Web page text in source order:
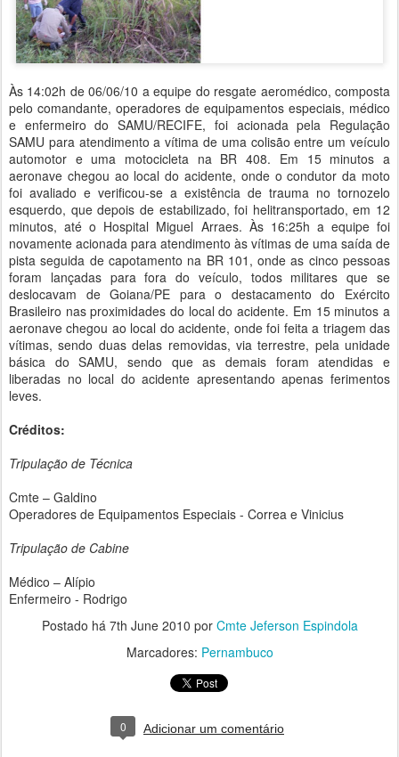
Às 14:02h de 06/06/10 a equipe do resgate aeromédico, composta
pelo comandante, operadores de equipamentos especiais, médico
e enfermeiro do SAMU/RECIFE, foi acionada pela Regulação
SAMU para atendimento a vítima de uma colisão entre um veículo
automotor e uma motocicleta na BR 408. Em 15 minutos a
aeronave chegou ao local do acidente, onde o condutor da moto
foi avaliado e verificou-se a existência de trauma no tornozelo
esquerdo, que depois de estabilizado, foi helitransportado, em 12
minutos, até o Hospital Miguel Arraes. Às 16:25h a equipe foi
novamente acionada para atendimento às vítimas de uma saída de
pista seguida de capotamento na BR 101, onde as cinco pessoas
foram lançadas para fora do veículo, todos militares que se
deslocavam de Goiana/PE para o destacamento do Exército
Brasileiro nas proximidades do local do acidente. Em 15 minutos a
aeronave chegou ao local do acidente, onde foi feita a triagem das
vítimas, sendo duas delas removidas, via terrestre, pela unidade
básica do SAMU, sendo que as demais foram atendidas e
liberadas no local do acidente apresentando apenas ferimentos
leves.
Créditos:
Tripulação de Técnica
Cmte – Galdino
Operadores de Equipamentos Especiais - Correa e Vinicius
Tripulação de Cabine
Médico – Alípio
Enfermeiro - Rodrigo
Postado há 7th June 2010 por Cmte Jeferson Espindola
Marcadores: Pernambuco
0 Adicionar um comentário